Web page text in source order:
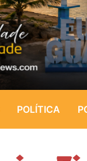
POLÍTICA